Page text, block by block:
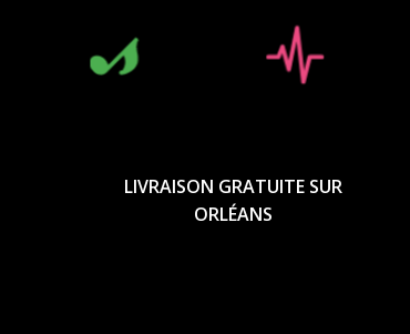
LIVRAISON GRATUITE SUR
ORLÉANS